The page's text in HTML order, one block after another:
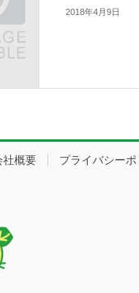
2018年4月9日
社概要 プライバシーポ